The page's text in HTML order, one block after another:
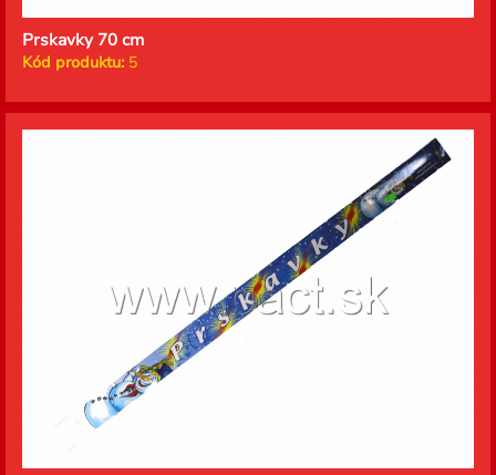
Prskavky 70 cm
Kód produktu: 5